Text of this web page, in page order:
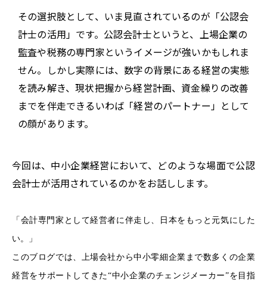
その選択肢として、いま見直されているのが「公認会
計士の活用」です。公認会計士というと、上場企業の
監査や税務の専門家というイメージが強いかもしれま
せん。しかし実際には、数字の背景にある経営の実態
を読み解き、現状把握から経営計画、資金繰りの改善
までを伴走できるいわば「経営のパートナー」として
の顔があります。
今回は、中小企業経営において、どのような場面で公認
会計士が活用されているのかをお話しします。
「会計専門家として経営者に伴走し、日本をもっと元気にした
い。」
このブログでは、上場会社から中小零細企業まで数多くの企業
経営をサポートしてきた“中小企業のチェンジメーカー”を目指